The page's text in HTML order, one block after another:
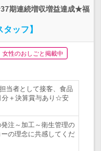
期連続増収増益達成★福
ッフ】
女性のおしごと掲載中
当者として接客、食品
分＋決算賞与あり☆安
注～加工～衛生管理の
の理念に共感してくだ